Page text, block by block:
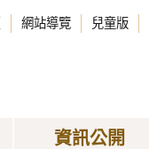
網站導覽 兒童版
資訊公開